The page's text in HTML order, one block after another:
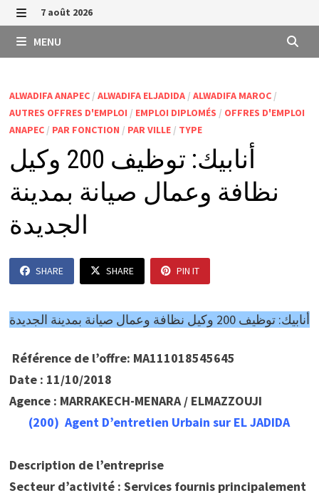
Passer
au
contenu
MENU
7 août 2026
MENU
ALWADIFA ANAPEC/ ALWADIFA ELJADIDA/ ALWADIFA MAROC/
AUTRES OFFRES D'EMPLOI / EMPLOI DIPLOMÉS / OFFRES D'EMPLOI
ANAPEC/ PAR FONCTION / PAR VILLE/ TYPE
أنابيك: توظيف 200 وكيل
نظافة وعمال صيانة بمدينة
الجديدة
SHARE SHARE PIN IT
أنابيك: توظيف 200 وكيل نظافة وعمال صيانة بمدينة الجديدة
Référence de l’offre: MA111018545645
Date : 11/10/2018
Agence : MARRAKECH-MENARA / ELMAZZOUJI
(200) Agent D’entretien Urbain sur EL JADIDA
Description de l’entreprise
Secteur d’activité : Services fournis principalement